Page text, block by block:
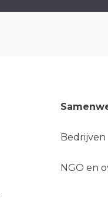
Bedrijven
NGO en